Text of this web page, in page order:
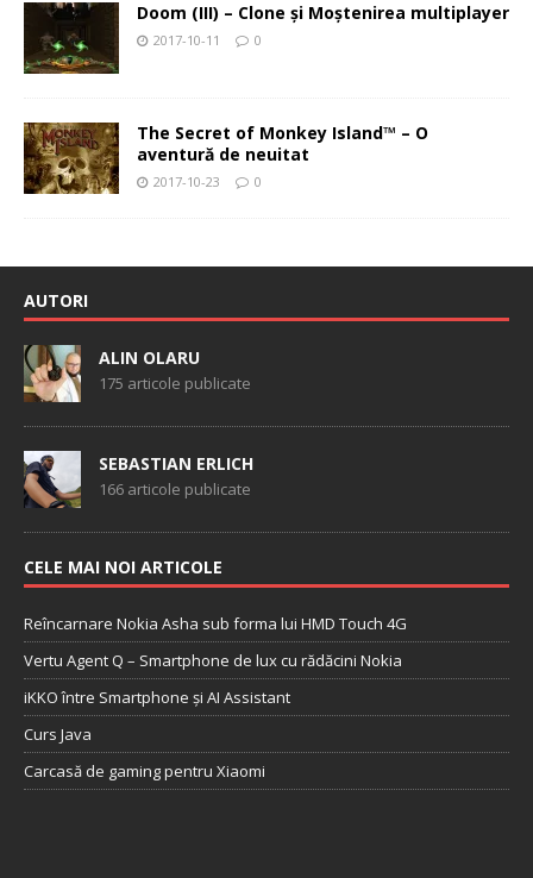
Doom (III) – Clone şi Moştenirea multiplayer
2017-10-11 0
The Secret of Monkey Island™ – O
aventură de neuitat
2017-10-23 0
AUTORI
ALIN OLARU
175 articole publicate
SEBASTIAN ERLICH
166 articole publicate
CELE MAI NOI ARTICOLE
Reîncarnare Nokia Asha sub forma lui HMD Touch 4G
Vertu Agent Q – Smartphone de lux cu rădăcini Nokia
iKKO între Smartphone și AI Assistant
Curs Java
Carcasă de gaming pentru Xiaomi